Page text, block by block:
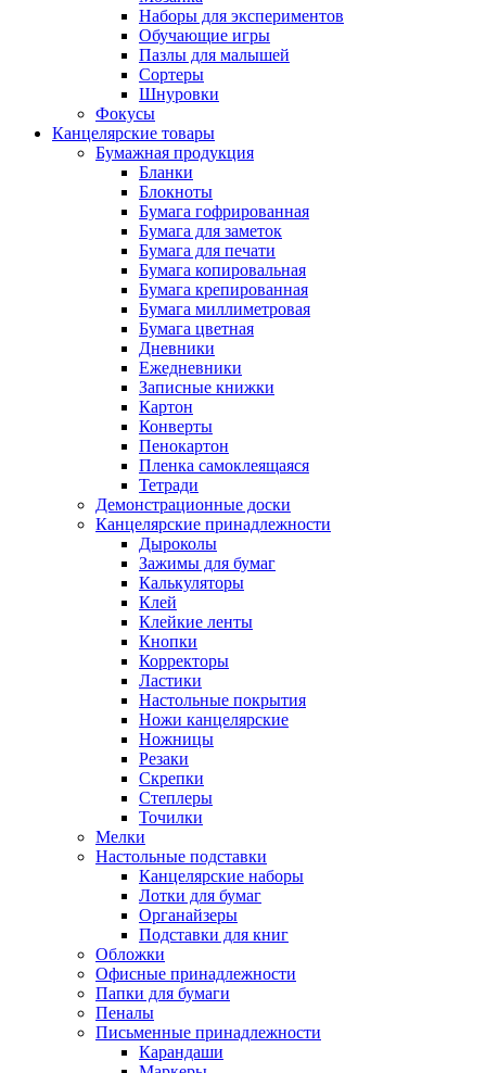
Наборы для экспериментов
Обучающие игры
Пазлы для малышей
Сортеры
Шнуровки
Фокусы
Канцелярские товары
Бумажная продукция
Бланки
Блокноты
Бумага гофрированная
Бумага для заметок
Бумага для печати
Бумага копировальная
Бумага крепированная
Бумага миллиметровая
Бумага цветная
Дневники
Ежедневники
Записные книжки
Картон
Конверты
Пенокартон
Пленка самоклеящаяся
Тетради
Демонстрационные доски
Канцелярские принадлежности
Дыроколы
Зажимы для бумаг
Калькуляторы
Клей
Клейкие ленты
Кнопки
Корректоры
Ластики
Настольные покрытия
Ножи канцелярские
Ножницы
Резаки
Скрепки
Степлеры
Точилки
Мелки
Настольные подставки
Канцелярские наборы
Лотки для бумаг
Органайзеры
Подставки для книг
Обложки
Офисные принадлежности
Папки для бумаги
Пеналы
Письменные принадлежности
Карандаши